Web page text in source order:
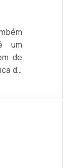
um
de
de